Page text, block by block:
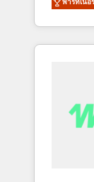
Services. 🚀 Who We Work With 🚀 We
lean,
client's
of HubSpot. We give